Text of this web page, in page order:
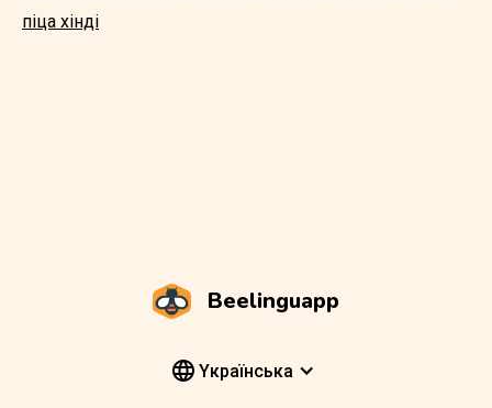
піца хінді
Beelinguapp
Yкраїнська